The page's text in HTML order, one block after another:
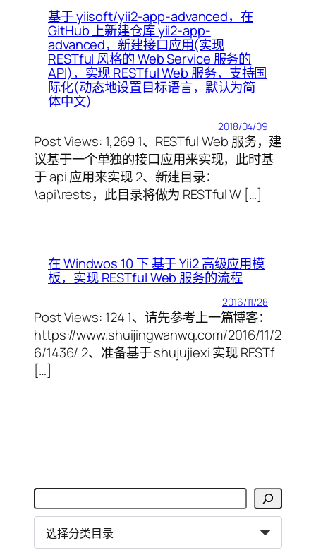
基于 yiisoft/yii2-app-advanced，在
GitHub 上新建仓库 yii2-app-
advanced，新建接口应用(实现
RESTful 风格的 Web Service 服务的
API)，实现 RESTful Web 服务，支持国
际化(动态地设置目标语言，默认为简
体中文)
2018/04/09
Post Views: 1,269 1、RESTful Web 服务，建
议基于一个单独的接口应用来实现，此时基
于 api 应用来实现 2、新建目录：
\api\rests，此目录将做为 RESTful W […]
在 Windwos 10 下 基于 Yii2 高级应用模
板，实现 RESTful Web 服务的流程
2016/11/28
Post Views: 124 1、请先参考上一篇博客：
https://www.shuijingwanwq.com/2016/11/2
6/1436/ 2、准备基于 shujujiexi 实现 RESTf
[…]
搜
索
分